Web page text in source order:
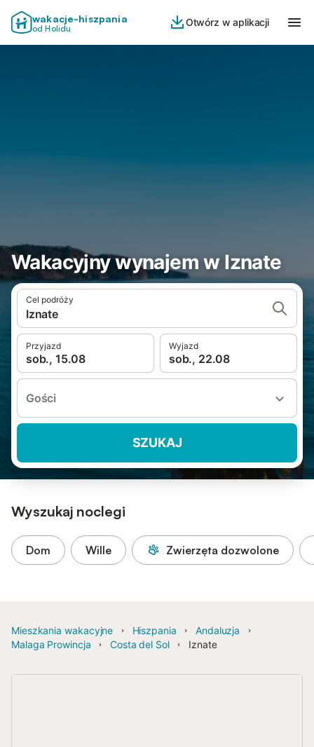
wakacje-hiszpania
od Holidu
Otwórz w aplikacji
Wakacyjny wynajem w Iznate
Cel podróży
Iznate
Przyjazd
sob., 15.08
Wyjazd
sob., 22.08
Gości
SZUKAJ
Wyszukaj noclegi
Dom Wille Zwierzęta dozwolone
Mieszkania wakacyjne Hiszpania
Andaluzja
Malaga Prowincja
Costa del Sol Iznate